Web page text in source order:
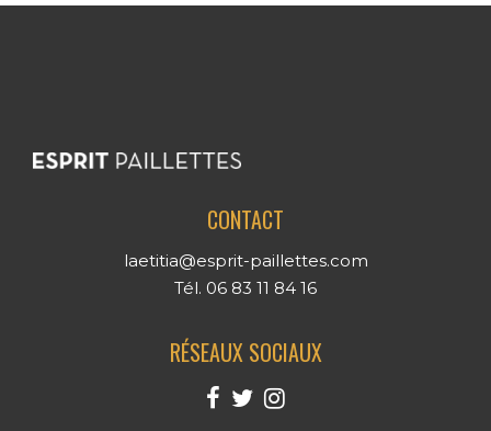
CONTACT
laetitia@esprit-paillettes.com
Tél. 06 83 11 84 16
RÉSEAUX SOCIAUX